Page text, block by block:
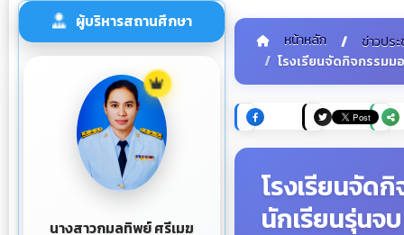
ผู้บริหารสถานศึกษา
นางสาวกมลทิพย์ ศรีเมฆ
หน้าหลัก
ข่าวปร
โรงเรียนจัดกิจกรรมม
โรงเรียนจัด
นักเรียนรุ่นจ